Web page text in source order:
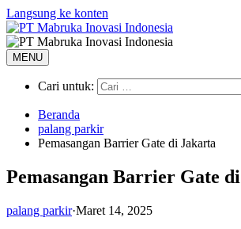
Langsung ke konten
MENU
Cari untuk:
Beranda
palang parkir
Pemasangan Barrier Gate di Jakarta
Pemasangan Barrier Gate
palang parkir·Maret 14, 2025